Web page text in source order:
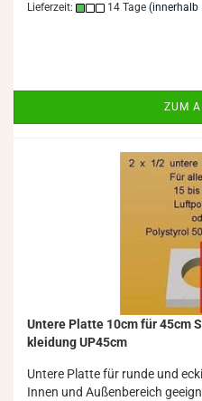
Lieferzeit:
14 Tage (innerhalb
ZUM
Un­te­re Plat­te 10cm für 45cm
klei­dung UP45cm
Un­te­re Plat­te für runde und
Innen und Au­ßen­be­reich